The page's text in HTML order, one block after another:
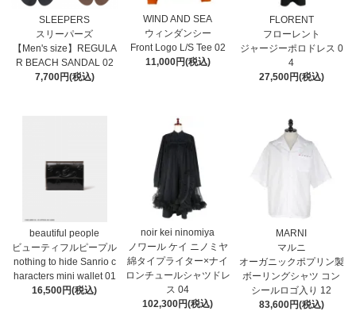
SLEEPERS
スリーパーズ
【Men's size】REGULA
R BEACH SANDAL 02
7,700円(税込)
WIND AND SEA
ウィンダンシー
Front Logo L/S Tee 02
11,000円(税込)
FLORENT
フローレント
ジャージーポロドレス 0
4
27,500円(税込)
beautiful people
ビューティフルピープル
nothing to hide Sanrio c
haracters mini wallet⁠ 01
16,500円(税込)
noir kei ninomiya
ノワール ケイ ニノミヤ
綿タイプライター×ナイ
ロンチュールシャツドレ
ス 04
102,300円(税込)
MARNI
マルニ
オーガニックポプリン製
ボーリングシャツ コン
シールロゴ入り 12
83,600円(税込)